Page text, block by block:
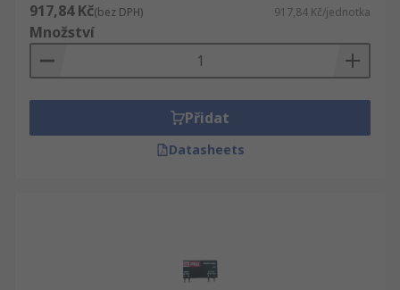
917,84 Kč(bez DPH) 917,84 Kč/jednotka
Množství
Přidat
Datasheets